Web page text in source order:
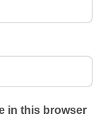
in this browser